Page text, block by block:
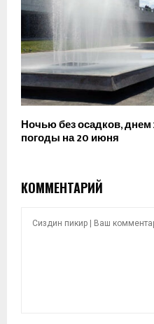
Ночью без осадков,
погоды на 20 июня
КОММЕНТАРИЙ